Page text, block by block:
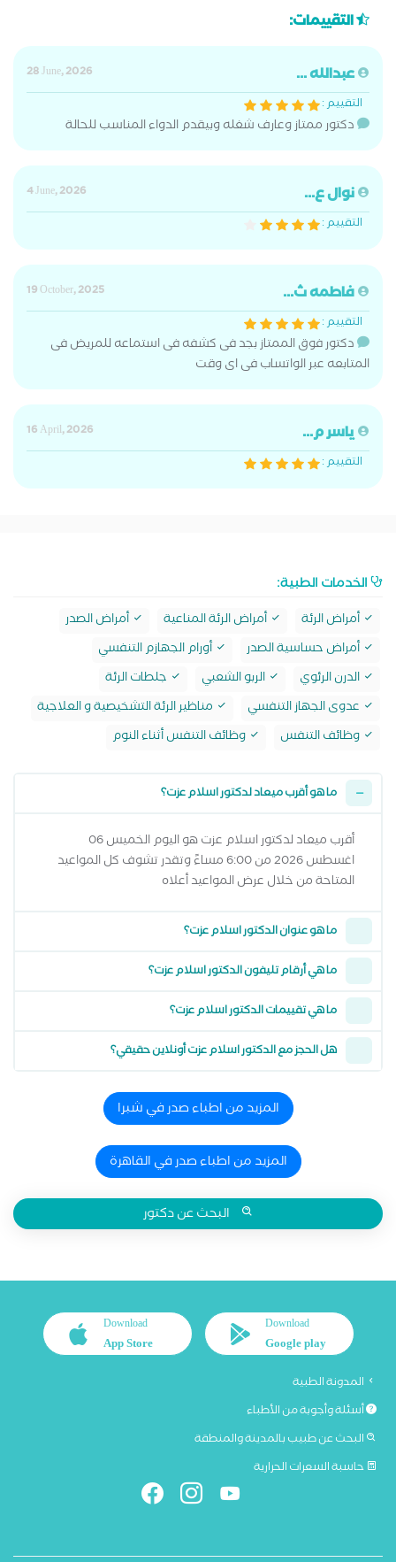
التقييمات:
عبدالله ...
28 June, 2026
التقييم :
دكتور ممتاز وعارف شغله وبيقدم الدواء المناسب للحالة
نوال ع...
4 June, 2026
التقييم :
فاطمه ث...
19 October, 2025
التقييم :
دكتور فوق الممتاز بجد فى كشفه فى استماعه للمريض فى
المتابعه عبر الواتساب فى اى وقت
ياسر م...
16 April, 2026
التقييم :
الخدمات الطبية:
أمراض الرئة أمراض الرئة المناعية
أمراض الصدر
أمراض حساسية الصدر
أورام الجهازم التنفسي
الدرن الرئوي
الربو الشعبي
جلطات الرئة
عدوى الجهاز التنفسي
مناظير الرئة التشخيصية و العلاجية
وظائف التنفس
وظائف التنفس أثناء النوم
ما هو أقرب ميعاد لدكتور اسلام عزت؟
أقرب ميعاد لدكتور اسلام عزت هو اليوم الخميس 06
اغسطس 2026 من 6:00 مساءً وتقدر تشوف كل المواعيد
المتاحة من خلال عرض المواعيد أعلاه
ما هو عنوان الدكتور اسلام عزت؟
ما هي أرقام تليفون الدكتور اسلام عزت؟
ما هي تقييمات الدكتور اسلام عزت؟
هل الحجز مع الدكتور اسلام عزت أونلاين حقيقي؟
المزيد من اطباء صدر في شبرا
المزيد من اطباء صدر في القاهرة
البحث عن دكتور
Download
Google play
Download
App Store
المدونة الطبية
أسئلة وأجوبة من الأطباء
البحث عن طبيب بالمدينة والمنطقة
حاسبة السعرات الحرارية